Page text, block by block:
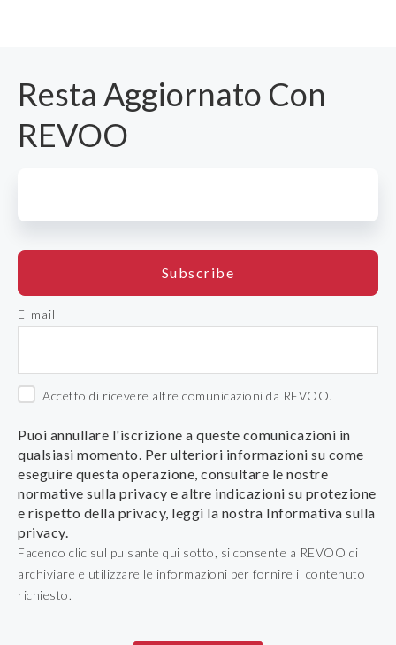
Resta Aggiornato Con
REVOO
E-mail
Accetto di ricevere altre comunicazioni da REVOO.
Puoi annullare l'iscrizione a queste comunicazioni in
qualsiasi momento. Per ulteriori informazioni su come
eseguire questa operazione, consultare le nostre
normative sulla privacy e altre indicazioni su protezione
e rispetto della privacy, leggi la nostra Informativa sulla
privacy.
Facendo clic sul pulsante qui sotto, si consente a REVOO di
archiviare e utilizzare le informazioni per fornire il contenuto
richiesto.